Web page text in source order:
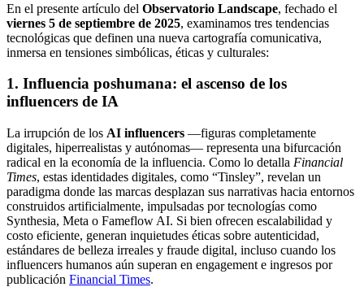
En el presente artículo del Observatorio Landscape, fechado el
viernes 5 de septiembre de 2025, examinamos tres tendencias
tecnológicas que definen una nueva cartografía comunicativa,
inmersa en tensiones simbólicas, éticas y culturales:
1. Influencia poshumana: el ascenso de los
influencers de IA
La irrupción de los AI influencers —figuras completamente
digitales, hiperrealistas y autónomas— representa una bifurcación
radical en la economía de la influencia. Como lo detalla Financial
Times, estas identidades digitales, como “Tinsley”, revelan un
paradigma donde las marcas desplazan sus narrativas hacia entornos
construidos artificialmente, impulsadas por tecnologías como
Synthesia, Meta o Fameflow AI. Si bien ofrecen escalabilidad y
costo eficiente, generan inquietudes éticas sobre autenticidad,
estándares de belleza irreales y fraude digital, incluso cuando los
influencers humanos aún superan en engagement e ingresos por
publicación Financial Times.